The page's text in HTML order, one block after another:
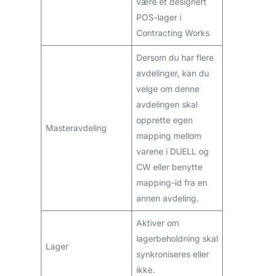
POS-lager i
Contracting Works
Masteravdeling
Dersom du har flere
avdelinger, kan du
velge om denne
avdelingen skal
opprette egen
mapping mellom
varene i DUELL og
CW eller benytte
mapping-id fra en
annen avdeling.
Lager
Aktiver om
lagerbeholdning skal
synkroniseres eller
ikke.